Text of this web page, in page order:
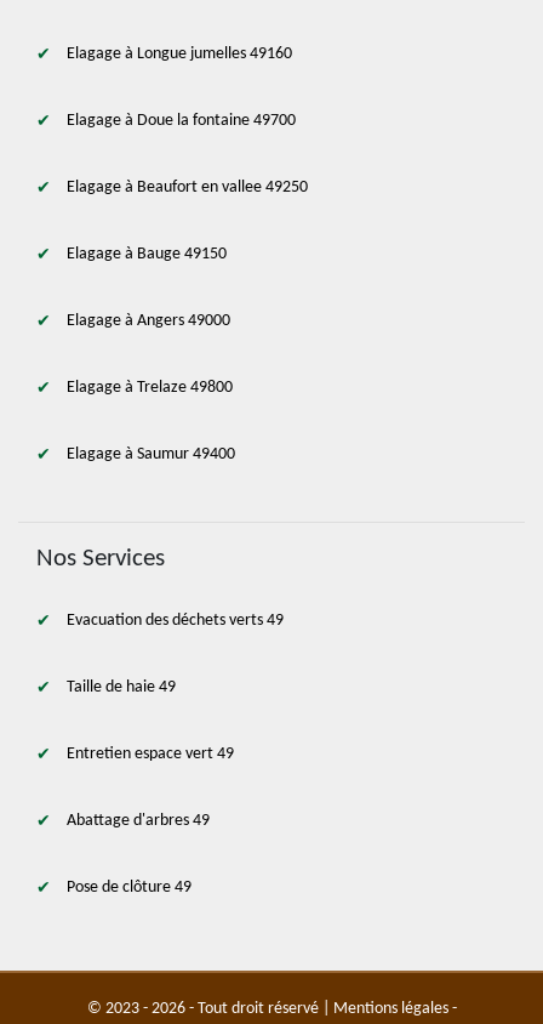
Elagage à Longue jumelles 49160
Elagage à Doue la fontaine 49700
Elagage à Beaufort en vallee 49250
Elagage à Bauge 49150
Elagage à Angers 49000
Elagage à Trelaze 49800
Elagage à Saumur 49400
Nos Services
Evacuation des déchets verts 49
Taille de haie 49
Entretien espace vert 49
Abattage d'arbres 49
Pose de clôture 49
© 2023 - 2026 - Tout droit réservé | Mentions légales-